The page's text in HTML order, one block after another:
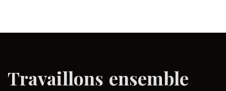
Travaillons ensemble